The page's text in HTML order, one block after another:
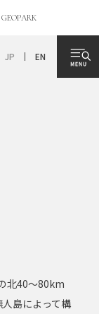
JP EN
北40～80km
島によって構